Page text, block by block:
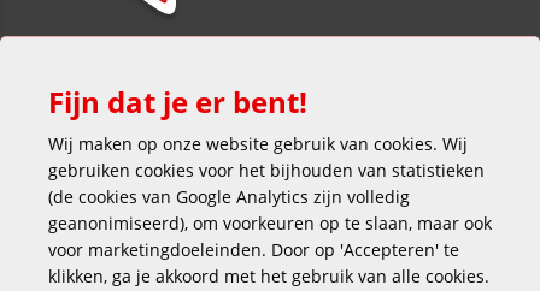
Veilig en gemakkelijk betalen
Fijn dat je er bent!
Wij maken op onze website gebruik van cookies. Wij
gebruiken cookies voor het bijhouden van statistieken
(de cookies van Google Analytics zijn volledig
geanonimiseerd), om voorkeuren op te slaan, maar ook
voor marketingdoeleinden. Door op 'Accepteren' te
klikken, ga je akkoord met het gebruik van alle cookies.